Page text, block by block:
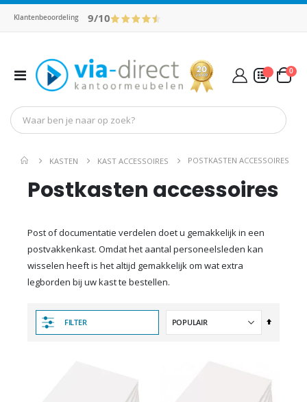
Klantenbeoordeling 9/10
Toggle
Nav
Cart
0
KASTEN KAST ACCESSOIRES POSTKASTEN ACCESSOIRES
Postkasten accessoires
Post of documentatie verdelen doet u gemakkelijk in een
postvakkenkast. Omdat het aantal personeelsleden kan
wisselen heeft is het altijd gemakkelijk om wat extra
legborden bij uw kast te bestellen.
FILTER
Van
sorteren